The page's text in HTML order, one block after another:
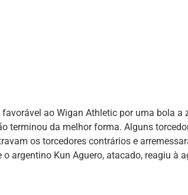
ao Wigan Athletic por uma bola a
terminou da melhor forma. Alguns
os torcedores contrários e
argentino Kun Aguero, atacado, reagiu à